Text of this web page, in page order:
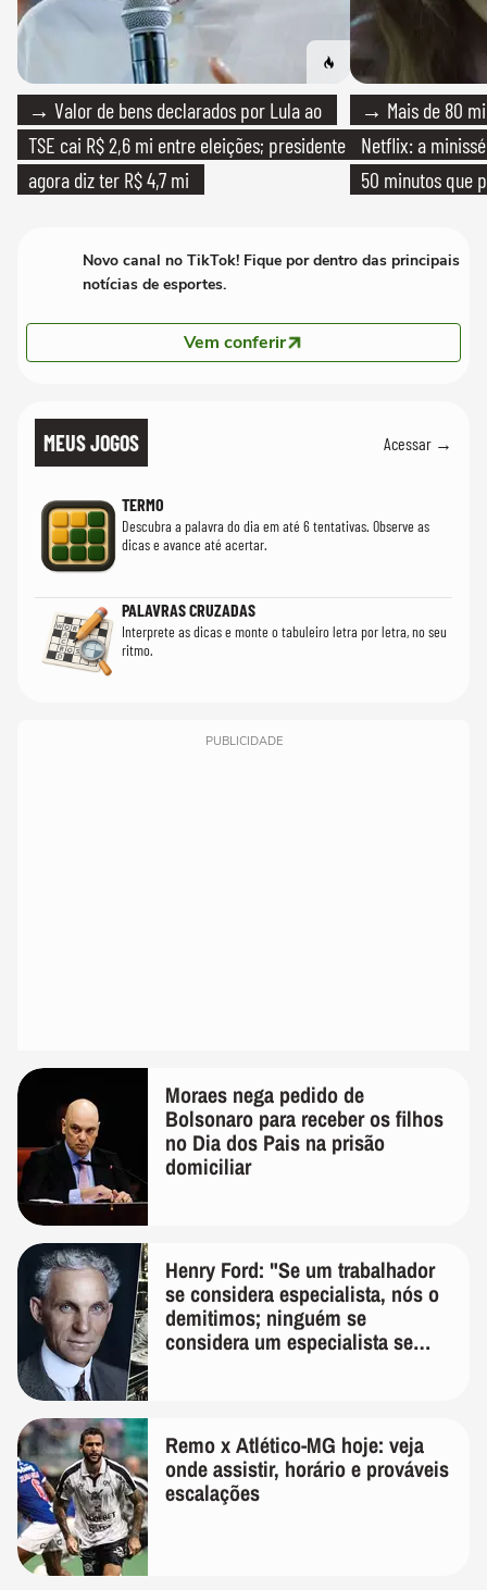
→ Valor de bens declarados por Lula ao
TSE cai R$ 2,6 mi entre eleições; presidente
agora diz ter R$ 4,7 mi
→ Mais de 80
Netflix: a
50 minutos que
Novo canal no TikTok! Fique por dentro das principais
notícias de esportes.
Vem conferir
MEUS JOGOS Acessar →
TERMO
Descubra a palavra do dia em até 6 tentativas. Observe as
dicas e avance até acertar.
PALAVRAS CRUZADAS
Interprete as dicas e monte o tabuleiro letra por letra, no seu
ritmo.
PUBLICIDADE
Moraes nega pedido de
Bolsonaro para receber os filhos
no Dia dos Pais na prisão
domiciliar
Henry Ford: "Se um trabalhador
se considera especialista, nós o
demitimos; ninguém se
considera um especialista se
Remo x Atlético-MG hoje: veja
onde assistir, horário e prováveis
escalações